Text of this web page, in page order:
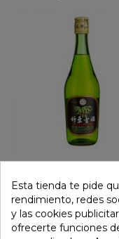
bambú. 500ml
25,75 €
Esta tienda te pide
rendimiento, redes
y las cookies
ofrecerte funciones